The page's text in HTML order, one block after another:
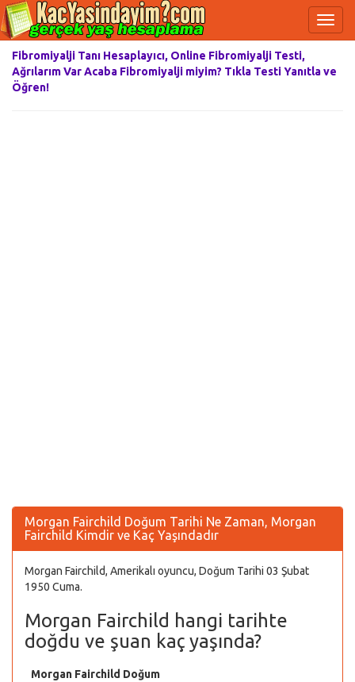
Fibromiyalji Tanı Hesaplayıcı, Online Fibromiyalji Testi,
Ağrılarım Var Acaba Fibromiyalji miyim? Tıkla Testi Yanıtla ve
Öğren!
Morgan Fairchild Doğum Tarihi Ne Zaman, Morgan
Fairchild Kimdir ve Kaç Yaşındadır
Morgan Fairchild, Amerikalı oyuncu, Doğum Tarihi 03 Şubat
1950 Cuma.
Morgan Fairchild hangi tarihte
doğdu ve şuan kaç yaşında?
Morgan Fairchild Doğum